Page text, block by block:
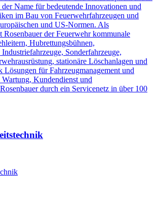
der Name für bedeutende Innovationen und
im Bau von Feuerwehrfahrzeugen und
und US-Normen. Als
Rosenbauer der Feuerwehr kommunale
Hubrettungsbühnen,
Sonderfahrzeuge,
stationäre Löschanlagen und
Lösungen für Fahrzeugmanagement und
Wartung, Kundendienst und
durch ein Servicenetz in über 100